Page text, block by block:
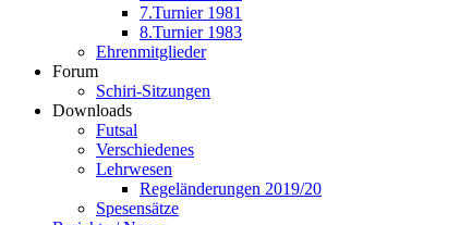
7.Turnier 1981
8.Turnier 1983
Ehrenmitglieder
Forum
Schiri-Sitzungen
Downloads
Futsal
Verschiedenes
Lehrwesen
Regeländerungen 2019/20
Spesensätze